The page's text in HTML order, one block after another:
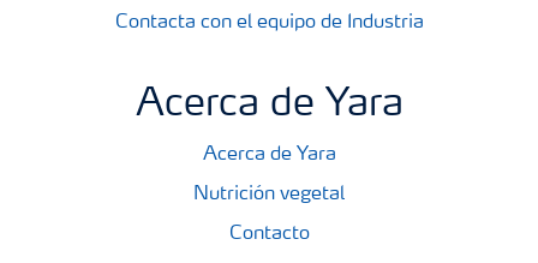
Contacta con el equipo de Industria
Acerca de Yara
Acerca de Yara
Nutrición vegetal
Contacto